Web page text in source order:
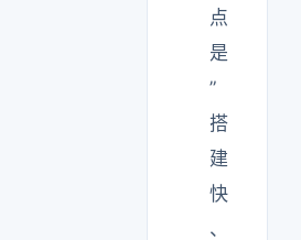
点
是
”
搭
建
快
、